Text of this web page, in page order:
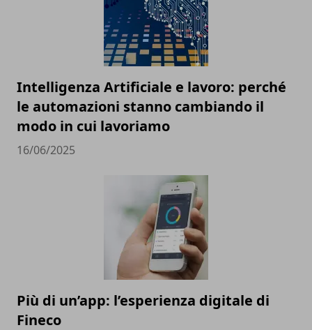
Intelligenza Artificiale e lavoro: perché
le automazioni stanno cambiando il
modo in cui lavoriamo
16/06/2025
Più di un’app: l’esperienza digitale di
Fineco